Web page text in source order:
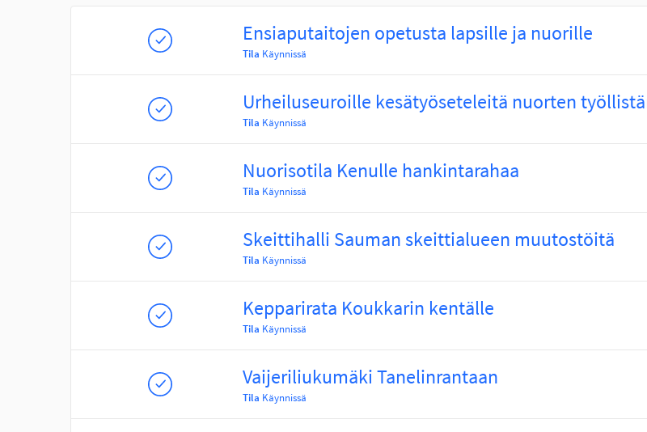
Ensiaputaitojen opetusta lapsille ja nuorille
Tila Käynnissä
Urheiluseuroille kesätyöseteleitä nuorten
Tila Käynnissä
Nuorisotila Kenulle hankintarahaa
Tila Käynnissä
Skeittihalli Sauman skeittialueen muutostöitä
Tila Käynnissä
Kepparirata Koukkarin kentälle
Tila Käynnissä
Vaijeriliukumäki Tanelinrantaan
Tila Käynnissä